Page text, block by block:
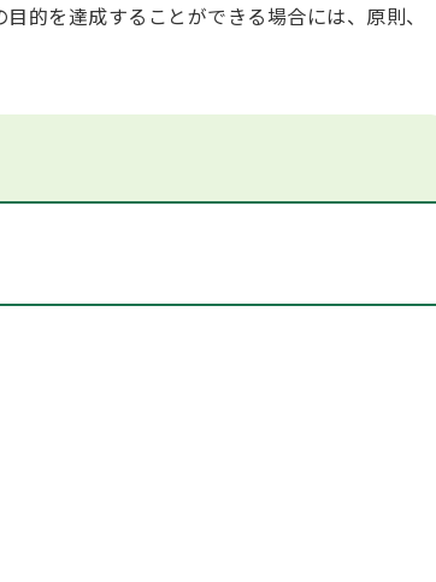
的を達成することができる場合には、原則、